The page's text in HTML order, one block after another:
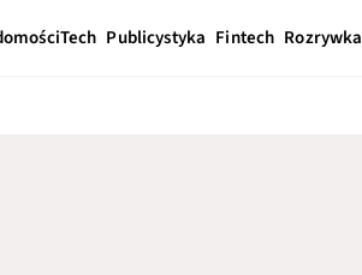
Tech Publicystyka Fintech Rozrywka